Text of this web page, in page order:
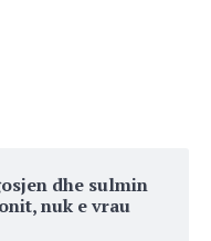
dhe sulmin
nuk e vrau